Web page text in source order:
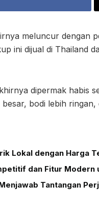
meluncur dengan
ini dijual di Thailand
dipermak habis
bodi lebih ringan,
Lokal dengan Harga
dan Fitur Modern
Tantangan